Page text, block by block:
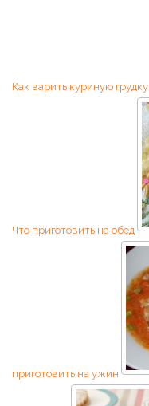
Как варить куриную грудку
Что приготовить на обед
приготовить на ужин